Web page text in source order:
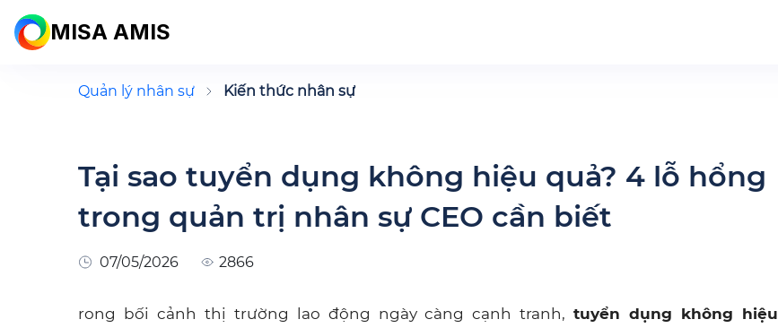
MISA AMIS
Quản lý nhân sự Kiến thức nhân sự
Tại sao tuyển dụng không hiệu quả? 4 lỗ hổng
trong quản trị nhân sự CEO cần biết
07/05/2026 2866
rong bối cảnh thị trường lao động ngày càng cạnh tranh,tuyển dụng không hiệu